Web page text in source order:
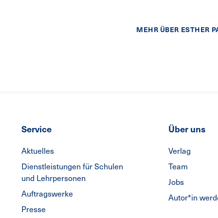
MEHR ÜBER ESTHER
Service
Aktuelles
Dienstleistungen für Schulen
und Lehrpersonen
Auftragswerke
Presse
Über uns
Verlag
Team
Jobs
Autor*in